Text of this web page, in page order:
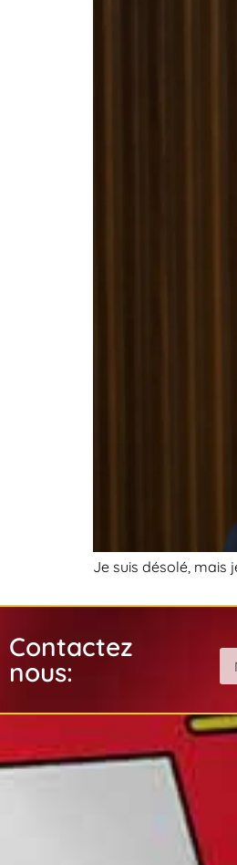
Je suis désolé, mais
Contactez
nous: